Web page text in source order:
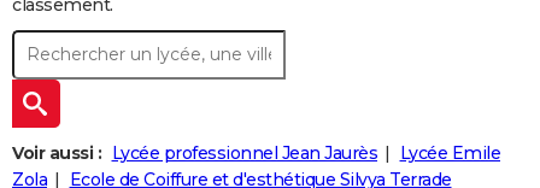
Forum
Aménagement intérieur
Extérieur
Cuisine
Salle de bains
Jardinage
Rangement
+
Guides de France
Escapades
Patrimoine
Expositions
Musées
Week-end nature
Art de vivre
Bien-être
Loisirs
Mode
Modes de vie
SANTE
Alimentation
Guide de la santé
Maladies
Médicaments
Sommeil
VOYAGE
classement.
Voir aussi : Lycée professionnel Jean Jaurès
Lycée Emile
Zola
Ecole de Coiffure et d'esthétique Silvya Terrade